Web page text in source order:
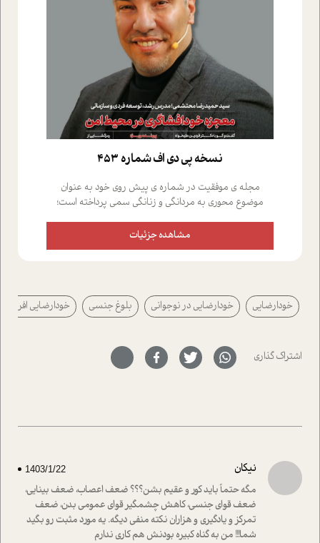
نسخه پي دي اف شماره 453
مجله ی موفقیت در شماره ی پیش روی خود به عنوان
موضوع محوری به مردانگی و زنانگی سمی پرداخته است؛
علیخواه، جامعه شناس در بخش های مختلف تلاش کرده ایم
از دریچه های گوناگون به این موضوع مهم بپردازیم.فصل
پیرامون آن آشنا می کند.در بخش دو فنجان داغ به سراغ افرادی
رفته ایم که موفقیت را در عمل به اثبات رسانده اند؛ سید
حمیدرضا محتشمی که بیست و پنجمین سال فعالیت حرفه
سر نهاده است و نیز کرامت عزیز زاده؛ سفیر صلح و دوستی که
با رکاب زدن در بیش از هفتاد کشور و کاشتن درخت، به نماد
ای که به زندگی شگفت انگیز جین گودال و تاثیرات کاوش های
واقعی در ارتباط با اختلال شخصیت اسکزوئید و مشکلات و نیز
راهکارهای حل آن قرار می دهد که در اتاق درمان اتفاق افتاده
است.در فصل پایانی زیر ذره بین نیز همکاران ما تلاش کرده
اند تا در کنار مطالب سرگرمی و انگیزشی، شما را با بهترین و
موثرترین راهکارهای استفاده از هوش مصنوعی در حوزه های
مشاهده جزئیات
خودارضایی خودارضایی در نوجوانی بلوغ جنسی خودارضایی افراطی
اشتراک گذاری
نیکان 1403/1/22
مگه حتماً باید کور و عقیم بشن؟؟؟ ضعف اعصاب، ضعف بینایی،
ضعف قوای جنسی، کاهش چشمگیر قوای عمومی بدن، ضعف
تمرکز و یادگیری و هزاران نکته منفی دیگه. یه مورد مثبت رو بگید
شما!!! من به گناه کبیره بودنش هم کاری ندارم